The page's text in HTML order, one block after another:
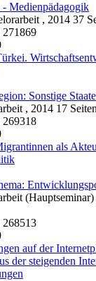
- Medienpädagogik
, 2014 37
271869
Sonstige
, 2014 17
269318
als
268513
auf der
der steigenden